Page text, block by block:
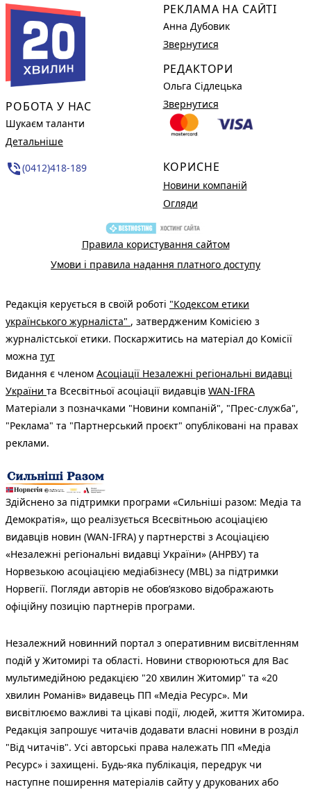
РОБОТА У НАС
Шукаєм таланти
Детальніше
phone_in_talk(0412)418-189
РЕКЛАМА НА САЙТІ
Анна Дубовик
Звернутися
РЕДАКТОРИ
Ольга Сідлецька
Звернутися
КОРИСНЕ
Новини компаній
Огляди
Правила користування сайтом
Умови і правила надання платного доступу
Редакція керується в своїй роботі "Кодексом етики
українського журналіста" , затвердженим Комісією з
журналістської етики. Поскаржитись на матеріал до Комісії
можна тут
Видання є членом Асоціації Незалежні регіональні видавці
України та Всесвітньої асоціації видавців WAN-IFRA
Матеріали з позначками "Новини компаній", "Прес-служба",
"Реклама" та "Партнерський проєкт" опубліковані на правах
реклами.
Здійснено за підтримки програми «Сильніші разом: Медіа та
Демократія», що реалізується Всесвітньою асоціацією
видавців новин (WAN-IFRA) у партнерстві з Асоціацією
«Незалежні регіональні видавці України» (АНРВУ) та
Норвезькою асоціацією медіабізнесу (MBL) за підтримки
Норвегії. Погляди авторів не обов’язково відображають
офіційну позицію партнерів програми.
Незалежний новинний портал з оперативним висвітленням
подій у Житомирі та області. Новини створюються для Вас
мультимедійною редакцією "20 хвилин Житомир" та «20
хвилин Романів» видавець ПП «Медіа Ресурс». Ми
висвітлюємо важливі та цікаві події, людей, життя Житомира.
Редакція запрошує читачів додавати власні новини в розділ
"Від читачів". Усі авторські права належать ПП «Медіа
Ресурс» і захищені. Будь-яка публiкацiя, передрук чи
наступне поширення матеріалів сайту у друкованих або